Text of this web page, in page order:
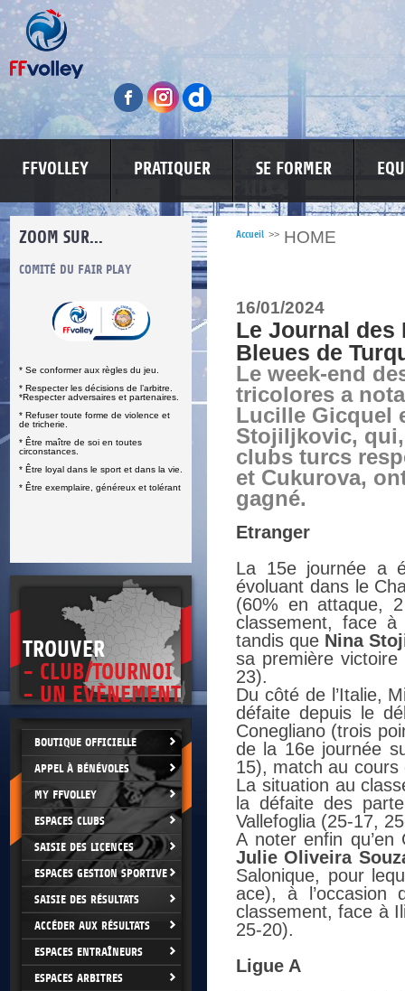
FFVOLLEY PRATIQUER SE FORMER
ZOOM SUR...
COMITÉ DU FAIR PLAY
* Se conformer aux règles du jeu.
* Respecter les décisions de l’arbitre.
*Respecter adversaires et partenaires.
* Refuser toute forme de violence et
de tricherie.
* Être maître de soi en toutes
circonstances.
* Être loyal dans le sport et dans la vie.
* Être exemplaire, généreux et tolérant
LUTTE CONTRE LES VIOLENCES
TROUVER
- CLUB/TOURNOI
- UN EVÈNEMENT
BOUTIQUE OFFICIELLE
APPEL À BÉNÉVOLES
MY FFVOLLEY
ESPACES CLUBS
SAISIE DES LICENCES
ESPACES GESTION SPORTIVE
SAISIE DES RÉSULTATS
ACCÉDER AUX RÉSULTATS
ESPACES ENTRAÎNEURS
ESPACES ARBITRES
Accueil >> HOME
16/01/2024
Le Journal des
Bleues de
Le week-end
tricolores a
Lucille Gicquel
Stojiljkovic,
clubs turcs
et Cukurova,
gagné.
Etranger
La 15e journée a
évoluant dans le
(60% en attaque,
classement, face
tandis que Nina
sa première
23).
Du côté de l’Italie,
défaite depuis le
Conegliano (trois
de la 16e journée
15), match au
La situation au
la défaite des
Vallefoglia (25-17,
A noter enfin
Julie Oliveira
Salonique, pour
ace), à
classement, face à
25-20).
Ligue A